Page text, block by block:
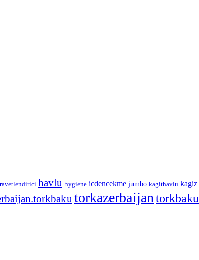
havlu hygiene icdencekme jumbo kagithavlu kagiz
torkazerbaijan torkbaku